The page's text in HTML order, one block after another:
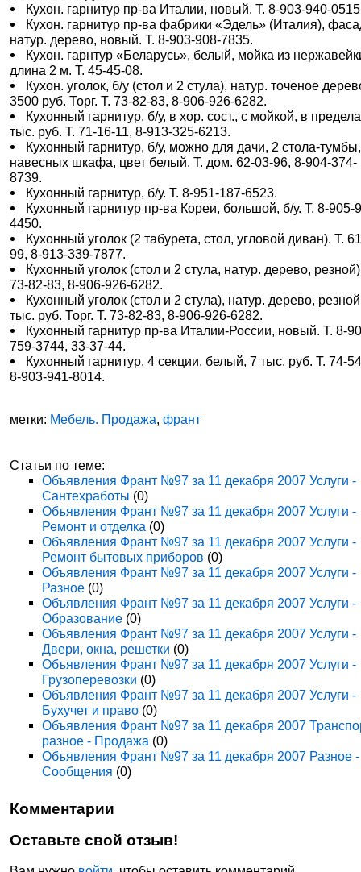
Кухон. гарнитур пр-ва Италии, новый. Т. 8-903-940-
Кухон. гарнитур пр-ва фабрики «Эдель» (Италия),
натур. дерево, новый. Т. 8-903-908-7835.
Кухон. гарнтур «Беларусь», белый, мойка из
длина 2 м. Т. 45-45-08.
Кухон. уголок, б/у (стол и 2 стула), натур. точеное
3500 руб. Торг. Т. 73-82-83, 8-906-926-6282.
Кухонный гарнитур, б/у, в хор. сост., с мойкой, в
тыс. руб. Т. 71-16-11, 8-913-325-6213.
Кухонный гарнитур, б/у, можно для дачи, 2 стола-
навесных шкафа, цвет белый. Т. дом. 62-03-96, 8-904-374-
8739.
Кухонный гарнитур, б/у. Т. 8-951-187-6523.
Кухонный гарнитур пр-ва Кореи, большой, б/у. Т. 8-905-
4450.
Кухонный уголок (2 табурета, стол, угловой диван). Т.
99, 8-913-339-7877.
Кухонный уголок (стол и 2 стула, натур. дерево,
73-82-83, 8-906-926-6282.
Кухонный уголок (стол и 2 стула), натур. дерево,
тыс. руб. Торг. Т. 73-82-83, 8-906-926-6282.
Кухонный гарнитур пр-ва Италии-России, новый. Т. 8-
759-3744, 33-37-44.
Кухонный гарнитур, 4 секции, белый, 7 тыс. руб. Т. 74-
8-903-941-8014.
метки: Мебель. Продажа,франт
Статьи по теме:
Объявления Франт №97 за 11 декабря 2007 Услуги -
Сантехработы (0)
Объявления Франт №97 за 11 декабря 2007 Услуги -
Ремонт и отделка (0)
Объявления Франт №97 за 11 декабря 2007 Услуги -
Ремонт бытовых приборов (0)
Объявления Франт №97 за 11 декабря 2007 Услуги -
Разное (0)
Объявления Франт №97 за 11 декабря 2007 Услуги -
Образование (0)
Объявления Франт №97 за 11 декабря 2007 Услуги -
Двери, окна, решетки (0)
Объявления Франт №97 за 11 декабря 2007 Услуги -
Грузоперевозки (0)
Объявления Франт №97 за 11 декабря 2007 Услуги -
Бухучет и право (0)
Объявления Франт №97 за 11 декабря 2007
разное - Продажа (0)
Объявления Франт №97 за 11 декабря 2007 Разное -
Сообщения (0)
Комментарии
Оставьте свой отзыв!